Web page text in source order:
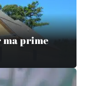
ma prime